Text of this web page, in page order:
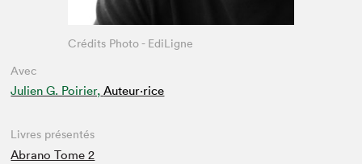
Avec
Julien G. Poirier, Auteur·rice
Crédits Photo - EdiLigne
Livres présentés
Abrano Tome 2